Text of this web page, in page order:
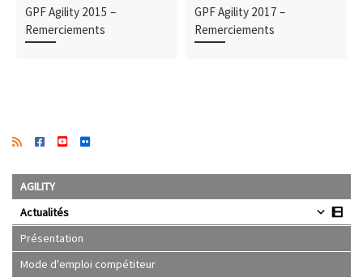
GPF Agility 2015 –
Remerciements
GPF Agility 2017 –
Remerciements
AGILITY
Actualités
Présentation
Mode d'emploi compétiteur